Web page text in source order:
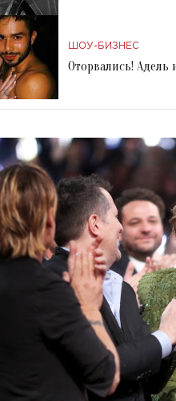
ШОУ-БИЗНЕС
Оторвались!